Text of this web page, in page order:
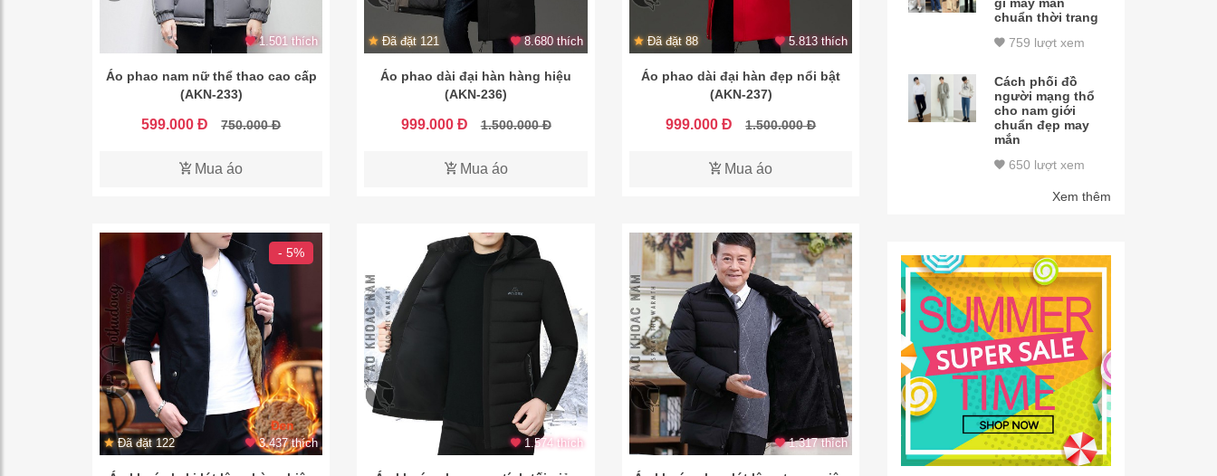
1.501 thích
Áo phao nam nữ thể thao cao cấp
(AKN-233)
599.000 Đ 750.000 Đ
Mua áo
Đã đặt 121 8.680 thích
Áo phao dài đại hàn hàng hiệu
(AKN-236)
999.000 Đ 1.500.000 Đ
Mua áo
Đã đặt 88 5.813 thích
Áo phao dài đại hàn đẹp nổi bật
(AKN-237)
999.000 Đ 1.500.000 Đ
Mua áo
- 5%
Đã đặt 122 3.437 thích 1.574 thích 1.317 thích
chuẩn thời trang
759 lượt xem
Cách phối đồ
người mạng thổ
cho nam giới
chuẩn đẹp may
mắn
650 lượt xem
Xem thêm